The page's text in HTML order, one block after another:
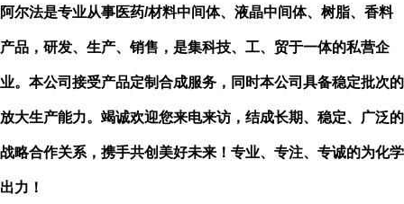
阿尔法是专业从事医药/材料中间体、液晶中间体、树脂、香料
产品，研发、生产、销售，是集科技、工、贸于一体的私营企
业。本公司接受产品定制合成服务，同时本公司具备稳定批次的
放大生产能力。竭诚欢迎您来电来访，结成长期、稳定、广泛的
战略合作关系，携手共创美好未来！专业、专注、专诚的为化学
出力！